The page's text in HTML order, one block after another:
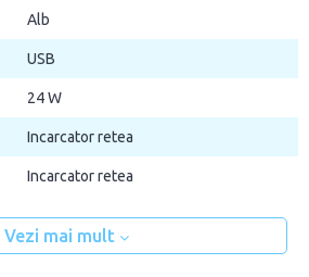
Alb
USB
24 W
Incarcator retea
Incarcator retea
Vezi mai mult